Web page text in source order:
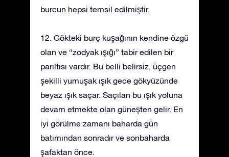
burcun hepsi temsil edilmiştir.
12. Gökteki burç kuşağının kendine özgü
olan ve “zodyak ışığı” tabir edilen bir
parıltısı vardır. Bu belli belirsiz, üçgen
şekilli yumuşak ışık gece gökyüzünde
beyaz ışık saçar. Saçılan bu ışık yoluna
devam etmekte olan güneşten gelir. En
iyi görülme zamanı baharda gün
batımından sonradır ve sonbaharda
şafaktan önce.